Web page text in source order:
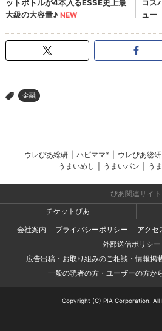
> 金融
ウレぴあ総研 ハピママ* ウレぴあ総
うまいめし
うまいパン う
ぴあ関連サイト
チケットぴあ
会社案内
プライバシーポリシー
アクセ
外部送信ポリシー
広告出稿・お取り組みのご相談・情報掲
一般の読者の方・ユーザーの方か
Copyright (C) PIA Corporation. All